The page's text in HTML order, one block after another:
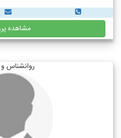
مشاهده
روانشناس